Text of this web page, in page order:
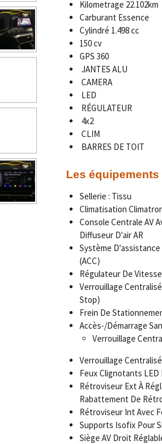
Kilometrage 22.102km
Carburant Essence
Cylindré 1.498 cc
150 cv
GPS 360
JANTES ALU
CAMERA
LED
RÉGULATEUR
4x2
CLIM
BARRES DE TOIT
Les
Sellerie : Tissu
Climatisation
Console Centrale AV
Diffuseur D'air AR
Système
(ACC)
Régulateur De
Verrouillage
Stop)
Frein De
Accès-/Démarrage
Verrouillage
Verrouillage
Feux Clignotants
Rétroviseur Ext À
Rabattement De
Rétroviseur Int Avec
Supports Isofix Pour
Siège AV Droit